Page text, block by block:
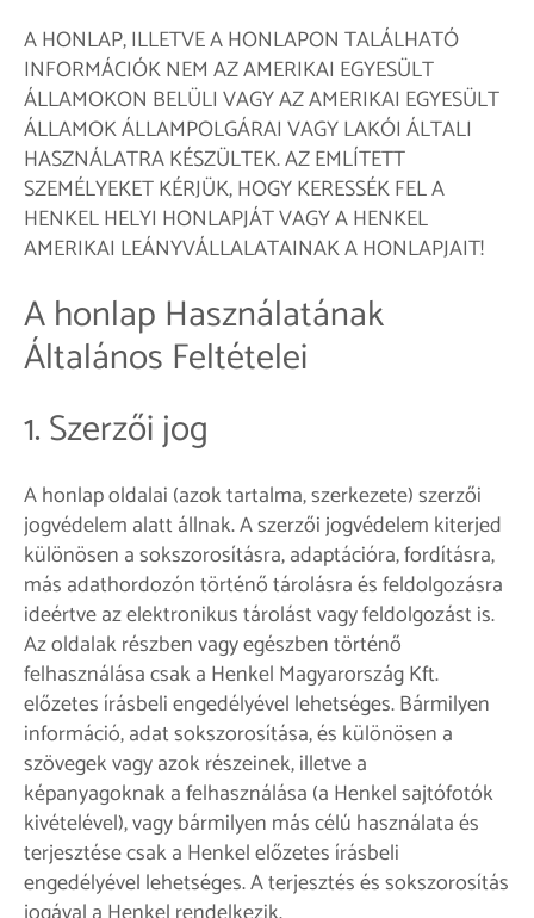
A HONLAP, ILLETVE A HONLAPON TALÁLHATÓ
INFORMÁCIÓK NEM AZ AMERIKAI EGYESÜLT
ÁLLAMOKON BELÜLI VAGY AZ AMERIKAI EGYESÜLT
ÁLLAMOK ÁLLAMPOLGÁRAI VAGY LAKÓI ÁLTALI
HASZNÁLATRA KÉSZÜLTEK. AZ EMLÍTETT
SZEMÉLYEKET KÉRJÜK, HOGY KERESSÉK FEL A
HENKEL HELYI HONLAPJÁT VAGY A HENKEL
AMERIKAI LEÁNYVÁLLALATAINAK A HONLAPJAIT!
A honlap Használatának
Általános Feltételei
1. Szerzői jog
A honlap oldalai (azok tartalma, szerkezete) szerzői
jogvédelem alatt állnak. A szerzői jogvédelem kiterjed
különösen a sokszorosításra, adaptációra, fordításra,
más adathordozón történő tárolásra és feldolgozásra
ideértve az elektronikus tárolást vagy feldolgozást is.
Az oldalak részben vagy egészben történő
felhasználása csak a Henkel Magyarország Kft.
előzetes írásbeli engedélyével lehetséges. Bármilyen
információ, adat sokszorosítása, és különösen a
szövegek vagy azok részeinek, illetve a
képanyagoknak a felhasználása (a Henkel sajtófotók
kivételével), vagy bármilyen más célú használata és
terjesztése csak a Henkel előzetes írásbeli
engedélyével lehetséges. A terjesztés és sokszorosítás